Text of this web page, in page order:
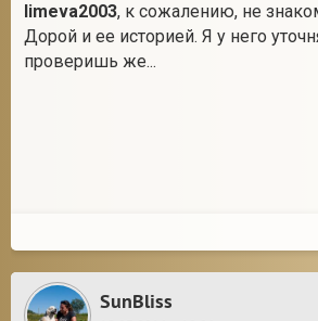
limeva2003, к сожалению, не
Дорой и ее историей. Я у него
проверишь же...
SunBliss